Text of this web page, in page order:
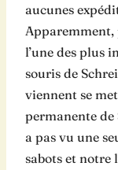
aucunes
Apparemment,
l’une des plus
souris de
viennent se
permanente de
a pas vu une
sabots et notre